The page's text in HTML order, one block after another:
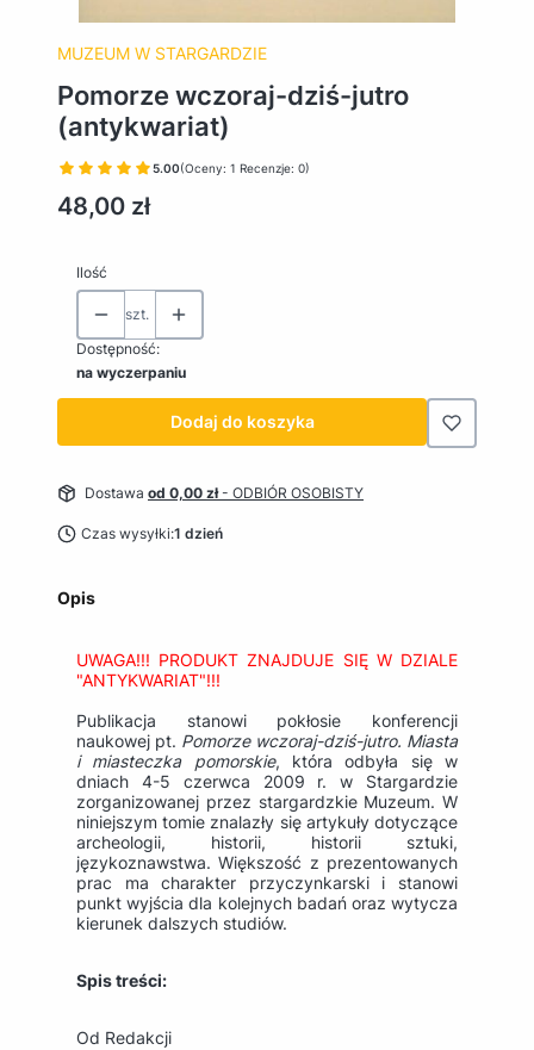
MUZEUM W STARGARDZIE
Pomorze wczoraj-dziś-jutro
(antykwariat)
5.00(Oceny: 1 Recenzje: 0)
Cena
48,00 zł
Ilość
szt.
Dostępność:
na wyczerpaniu
Dodaj do koszyka
Dostawa od 0,00 zł- ODBIÓR OSOBISTY
Czas wysyłki:1 dzień
Opis
UWAGA!!! PRODUKT ZNAJDUJE SIĘ W DZIALE
"ANTYKWARIAT"!!!
Publikacja stanowi pokłosie konferencji
naukowej pt. Pomorze wczoraj-dziś-jutro. Miasta
i miasteczka pomorskie, która odbyła się w
dniach 4-5 czerwca 2009 r. w Stargardzie
zorganizowanej przez stargardzkie Muzeum. W
niniejszym tomie znalazły się artykuły dotyczące
archeologii, historii, historii sztuki,
językoznawstwa. Większość z prezentowanych
prac ma charakter przyczynkarski i stanowi
punkt wyjścia dla kolejnych badań oraz wytycza
kierunek dalszych studiów.
Spis treści:
Od Redakcji